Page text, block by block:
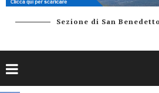
Sezione di San